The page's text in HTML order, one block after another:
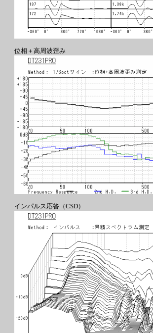
位相＋高周波歪み
インパルス応答（CSD）